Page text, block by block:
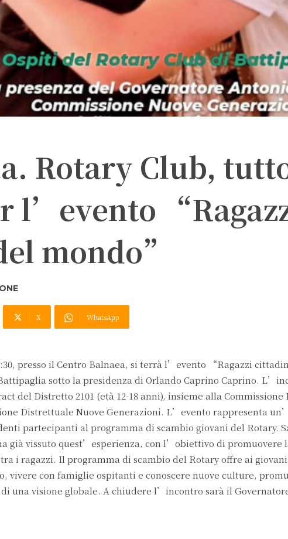
Rotary Club,
l’evento
mondo”
X WhatsApp
presso il Centro Balnaea, si terrà l’evento “Ragazzi
sotto la presidenza di Orlando Caprino Caprino.
del Distretto 2101 (età 12-18 anni), insieme alla Commissione
Distrettuale Nuove Generazioni. L’evento rappresenta
partecipanti al programma di scambio giovani del Rotary.
già vissuto quest’esperienza, con l’obiettivo di promuovere
i ragazzi. Il programma di scambio del Rotary offre ai
vivere con famiglie ospitanti e conoscere nuove culture,
una visione globale. A chiudere l’incontro sarà il